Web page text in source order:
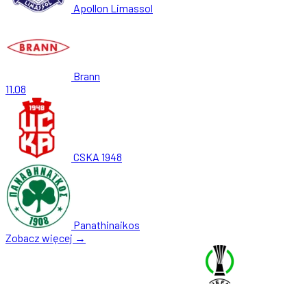
Apollon Limassol
Brann
11.08
CSKA 1948
Panathinaikos
Zobacz więcej →